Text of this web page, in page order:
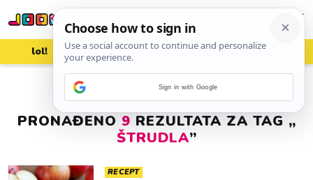
lol! aww vrh! woot?!
PRONAĐENO 9 REZULTATA ZA TAG „
ŠTRUDLA”
RECEPT
Sign in with Google